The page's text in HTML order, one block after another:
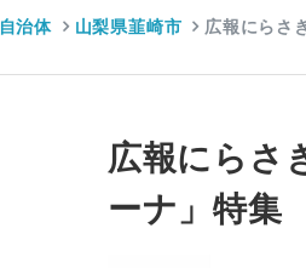
自治体 山梨県韮崎市 広報にらさ
広報にらさ
ーナ」特集